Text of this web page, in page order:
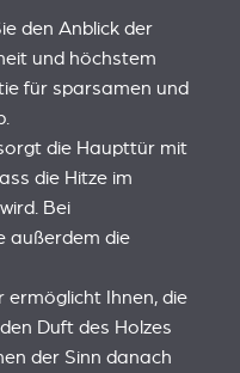
den Anblick der
und höchstem
für sparsamen und
die Haupttür mit
die Hitze im
Bei
außerdem die
ermöglicht Ihnen, die
Duft des Holzes
der Sinn danach